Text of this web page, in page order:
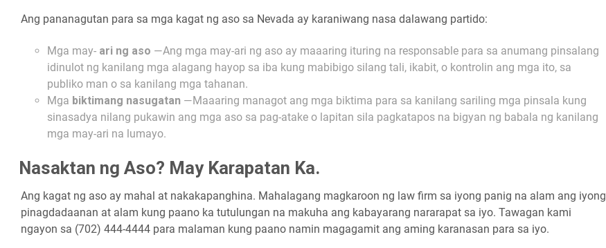
Ang pananagutan para sa mga kagat ng aso sa Nevada ay karaniwang nasa dalawang partido:
Mga may- ari ng aso —Ang mga may-ari ng aso ay maaaring ituring na responsable para sa anumang pinsalang
idinulot ng kanilang mga alagang hayop sa iba kung mabibigo silang tali, ikabit, o kontrolin ang mga ito, sa
publiko man o sa kanilang mga tahanan.
Mga biktimang nasugatan—Maaaring managot ang mga biktima para sa kanilang sariling mga pinsala kung
sinasadya nilang pukawin ang mga aso sa pag-atake o lapitan sila pagkatapos na bigyan ng babala ng kanilang
mga may-ari na lumayo.
Nasaktan ng Aso? May Karapatan Ka.
Ang kagat ng aso ay mahal at nakakapanghina. Mahalagang magkaroon ng law firm sa iyong panig na alam ang iyong
pinagdadaanan at alam kung paano ka tutulungan na makuha ang kabayarang nararapat sa iyo. Tawagan kami
ngayon sa (702) 444-4444 para malaman kung paano namin magagamit ang aming karanasan para sa iyo.